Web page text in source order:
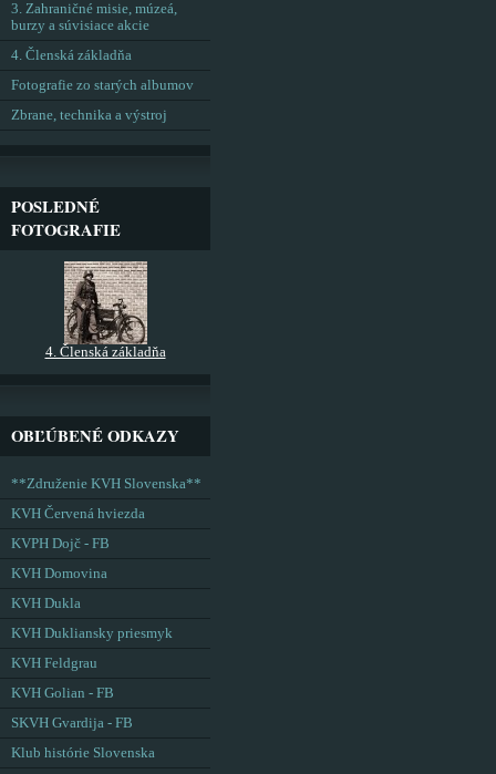
3. Zahraničné misie, múzeá,
burzy a súvisiace akcie
4. Členská základňa
Fotografie zo starých albumov
Zbrane, technika a výstroj
POSLEDNÉ
FOTOGRAFIE
4. Členská základňa
OBĽÚBENÉ ODKAZY
**Združenie KVH Slovenska**
KVH Červená hviezda
KVPH Dojč - FB
KVH Domovina
KVH Dukla
KVH Dukliansky priesmyk
KVH Feldgrau
KVH Golian - FB
SKVH Gvardija - FB
Klub histórie Slovenska